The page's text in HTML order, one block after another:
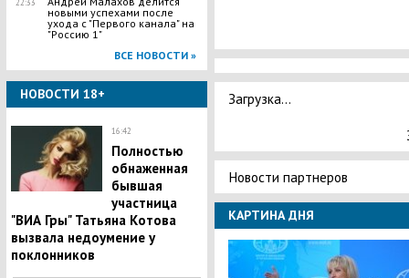
22:33
новыми успехами после
ухода с "Первого канала" на
"Россию 1"
ВСЕ НОВОСТИ »
НОВОСТИ 18+
16:42
Полностью
обнаженная
бывшая
участница
"ВИА Гры" Татьяна Котова
вызвала недоумение у
поклонников
Загрузка...
Новости партнеров
КАРТИНА ДНЯ